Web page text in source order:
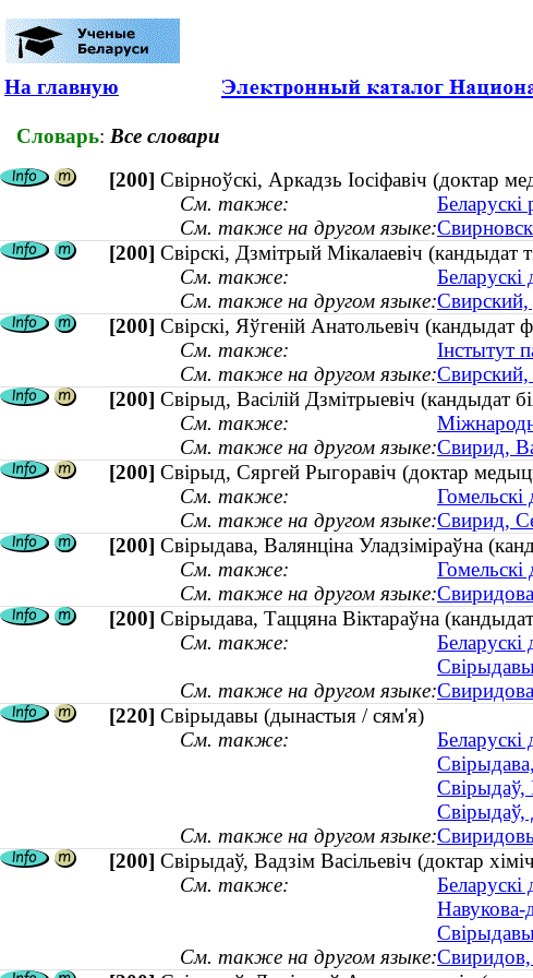
На главную
Словарь: Все словари
[200] Свірноўскі, Аркадзь Іосіфавіч (доктар
См. также:
Беларускі
См. также на другом языке:
[200] Свірскі, Дзмітрый Мікалаевіч
См. также:
Беларускі
См. также на другом языке:
[200] Свірскі, Яўгеній Анатольевіч (кандыдат
См. также:
Інстытут
См. также на другом языке:Свирский,
[200] Свірыд, Васілій Дзмітрыевіч (кандыдат
См. также:
См. также на другом языке:Свирид,
[200] Свірыд, Сяргей Рыгоравіч (доктар
См. также:
Гомельскі
См. также на другом языке:Свирид,
[200] Свірыдава, Валянціна Уладзіміраўна
См. также:
См. также на другом языке:
[200] Свірыдава, Таццяна Віктараўна
См. также:
Беларускі
См. также на другом языке:
[220] Свірыдавы (дынастыя / сям'я)
См. также:
Беларускі
Свірыдаў,
Свірыдаў,
См. также на другом языке:
[200] Свірыдаў, Вадзім Васільевіч (доктар
См. также:
Беларускі
Навукова-
См. также на другом языке: